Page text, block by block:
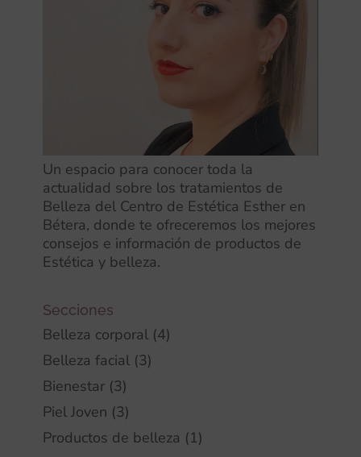
Un espacio para conocer toda la
actualidad sobre los tratamientos de
Belleza del Centro de Estética Esther en
Bétera, donde te ofreceremos los mejores
consejos e información de productos de
Estética y belleza.
Secciones
Belleza corporal(4)
Belleza facial(3)
Bienestar(3)
Piel Joven (3)
Productos de belleza (1)